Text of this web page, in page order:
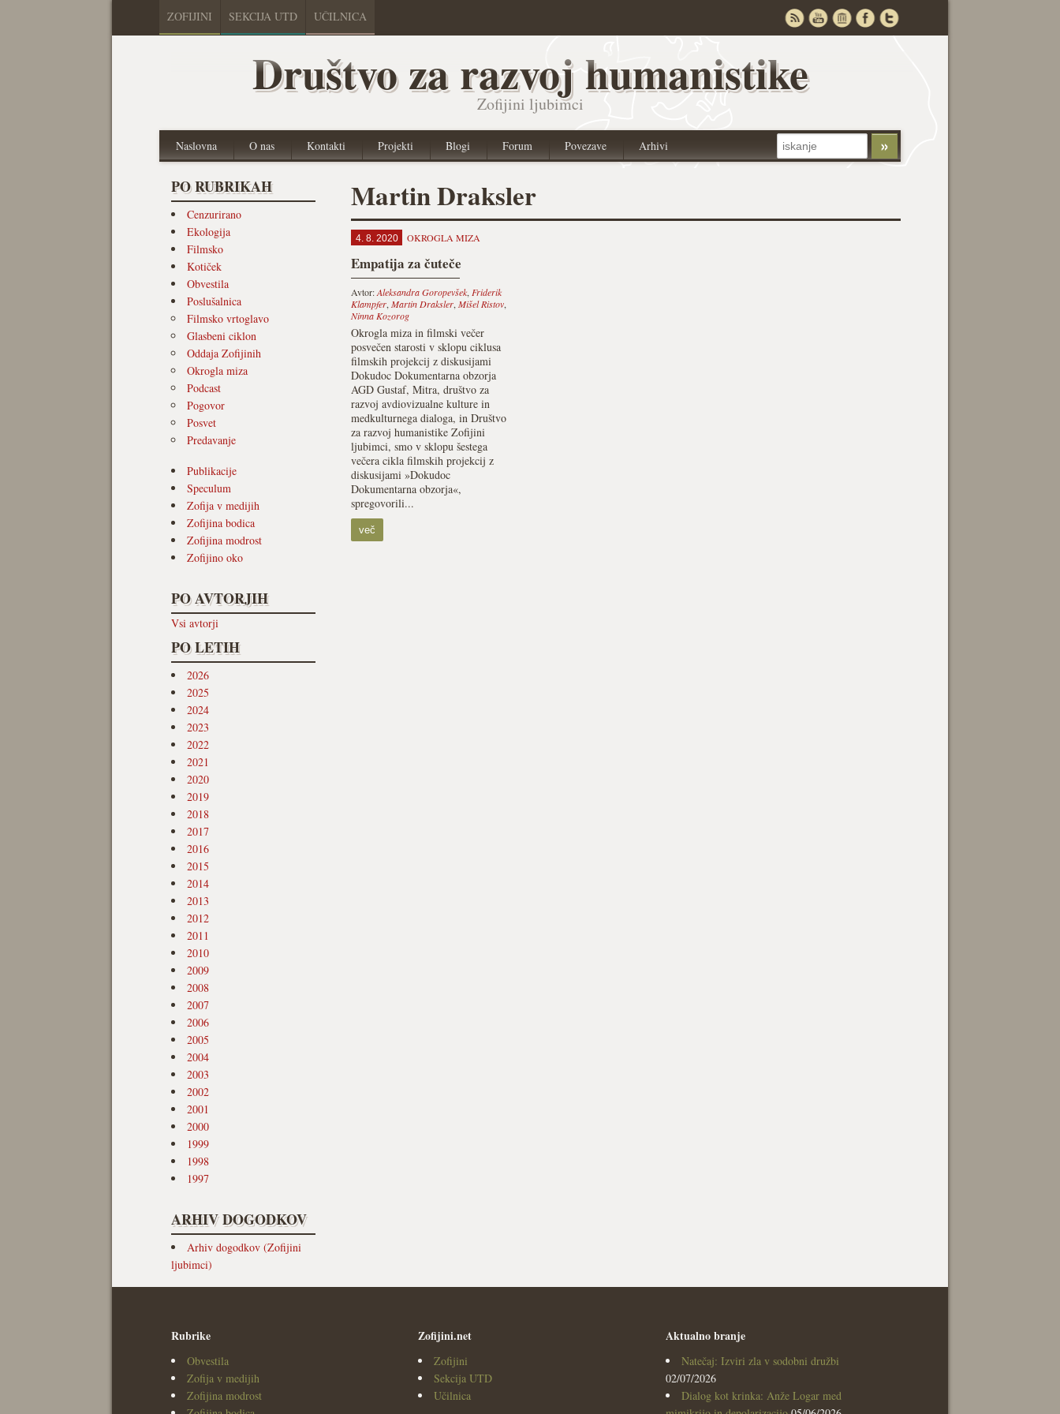
ZOFIJINI SEKCIJA UTD UČILNICA
Društvo za razvoj humanistike
Zofijini ljubimci
Naslovna O nas Kontakti Projekti Blogi Forum Povezave Arhivi
PO RUBRIKAH
Cenzurirano
Ekologija
Filmsko
Kotiček
Obvestila
Poslušalnica
Filmsko vrtoglavo
Glasbeni ciklon
Oddaja Zofijinih
Okrogla miza
Podcast
Pogovor
Posvet
Predavanje
Publikacije
Speculum
Zofija v medijih
Zofijina bodica
Zofijina modrost
Zofijino oko
PO AVTORJIH
Vsi avtorji
PO LETIH
2026
2025
2024
2023
2022
2021
2020
2019
2018
2017
2016
2015
2014
2013
2012
2011
2010
2009
2008
2007
2006
2005
2004
2003
2002
2001
2000
1999
1998
1997
ARHIV DOGODKOV
Arhiv dogodkov (Zofijini
ljubimci)
Martin Draksler
4. 8. 2020 OKROGLA MIZA
Empatija za čuteče
Avtor:Aleksandra Goropevšek, Friderik
Klampfer, Martin Draksler, Mišel Ristov,
Ninna Kozorog
Okrogla miza in filmski večer
posvečen starosti v sklopu ciklusa
filmskih projekcij z diskusijami
Dokudoc Dokumentarna obzorja
AGD Gustaf, Mitra, društvo za
razvoj avdiovizualne kulture in
medkulturnega dialoga, in Društvo
za razvoj humanistike Zofijini
ljubimci, smo v sklopu šestega
večera cikla filmskih projekcij z
diskusijami »Dokudoc
Dokumentarna obzorja«,
spregovorili...
več
Rubrike
Obvestila
Zofija v medijih
Zofijina modrost
Zofijini.net
Zofijini
Sekcija UTD
Učilnica
Aktualno branje
Natečaj: Izviri zla v sodobni družbi
02/07/2026
Dialog kot krinka: Anže Logar med